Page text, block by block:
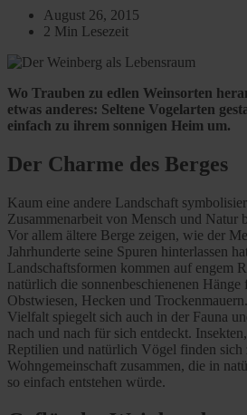
August 26, 2015
2 Min Lesezeit
Wo Trauben zu edlen Weinsorten
etwas anderes: Seltene Vogelarten
einfach zu ihrem sonnigen Heim um.
Der Charme des Berges
Kaum eine andere Landschaft
Zusammenarbeit von Mensch und Natur
Vor allem ältere Berge zeigen, wie der
Jahrhunderte seine Spuren hinterlassen
Landschaftsformen kommen auf engem
natürlich die sonnenbeschienenen Hänge
Obstwiesen, Hecken und
Vielfalt spiegelt sich auch in der Fauna
nach und nach für sich entdeckt.
Reptilien und natürlich Vögel finden sich
Wohngemeinschaft zusammen, die in
so einfach entstehen würde.